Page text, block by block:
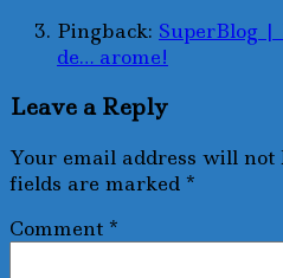
Pingback: SuperBlog |
de… arome!
Leave a Reply
Your email address will not
fields are marked *
Comment *